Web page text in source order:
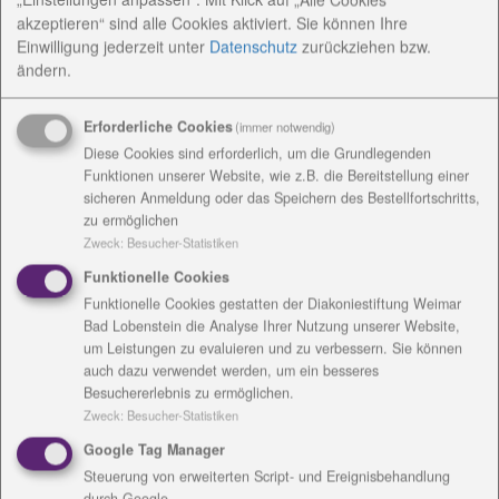
Lang. Der Handwerksbetrieb fertigt
Gebrauchsgeschirr, Schmuckgegenstände,
Pflanzgefäße verschiedenster Art und Größe,
Fantasiegebilde. Zu den beliebtesten Produkten zählt
das Kindergeschirr mit handgemalten Figuren.
Die Gäste kamen aus Nachbarorten, wie
beispielsweise Ina Franke aus Rauschengesees. Sie
kennt die Waren, war aber noch nie in der Töpferei.
Ute und Hans-Jörg Fidyka aus Blankenberg nutzen
den Tag der offenen Töpferei gern, um in den einen
oder anderen Handwerkbetrieb zu schauen. In
Altengesees waren Sie zum ersten Mal und waren
begeistert vom großen Angebot. Gleich mehrere
Interessierte aus Kaulsdorf, Bad Lobenstein, Pößneck
und Saalfeld waren da. Die meisten erzählten, dass
sie die Waren vom Christopherushof kennen, auf
Märkten gern kaufen und nun schauen wollten, wo
akzeptieren“ sind alle Cookies aktiviert. Sie können Ihre
Einwilligung jederzeit unter Datenschutz zurückziehen bzw.
ändern.
Erforderliche Cookies(immer notwendig)
Diese Cookies sind erforderlich, um die Grundlegenden
Funktionen unserer Website, wie z.B. die Bereitstellung einer
sicheren Anmeldung oder das Speichern des Bestellfortschritts,
zu ermöglichen
Zweck: Besucher-Statistiken
Funktionelle Cookies
Funktionelle Cookies gestatten der Diakoniestiftung Weimar
Bad Lobenstein die Analyse Ihrer Nutzung unserer Website,
um Leistungen zu evaluieren und zu verbessern. Sie können
auch dazu verwendet werden, um ein besseres
Besuchererlebnis zu ermöglichen.
Zweck: Besucher-Statistiken
Google Tag Manager
Steuerung von erweiterten Script- und Ereignisbehandlung